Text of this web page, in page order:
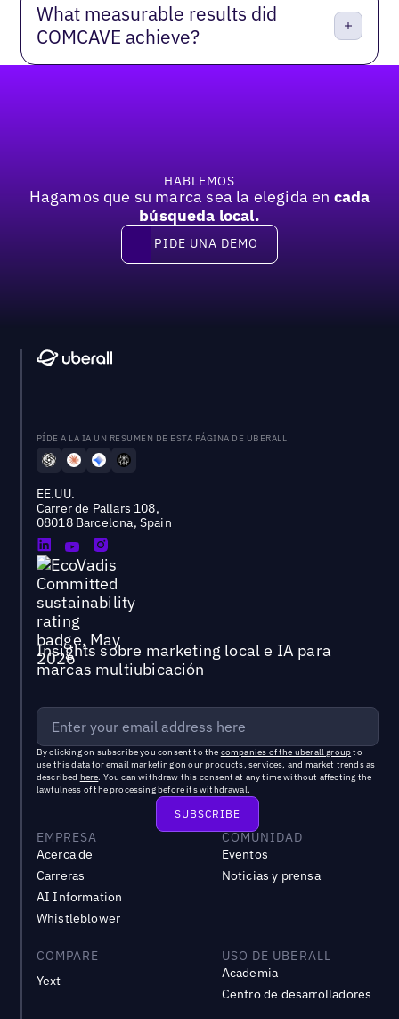
What measurable results did
COMCAVE achieve?
HABLEMOS
Hagamos que su marca sea la elegida en cada
búsqueda local.
Pide una demo
PIDE UNA DEMO
PÍDE A LA IA UN RESUMEN DE ESTA PÁGINA DE UBERALL
EE.UU.
Carrer de Pallars 108,
08018 Barcelona, Spain
Insights sobre marketing local e IA para
marcas multiubicación
By clicking on subscribe you consent to the companies of the uberall groupto
use this data for email marketing on our products, services, and market trends as
described here. You can withdraw this consent at any time without affecting the
lawfulness of the processing before its withdrawal.
EMPRESA
Acerca de
Carreras
AI Information
Whistleblower
COMUNIDAD
Eventos
Noticias y prensa
COMPARE
Yext
USO DE UBERALL
Academia
Centro de desarrolladores